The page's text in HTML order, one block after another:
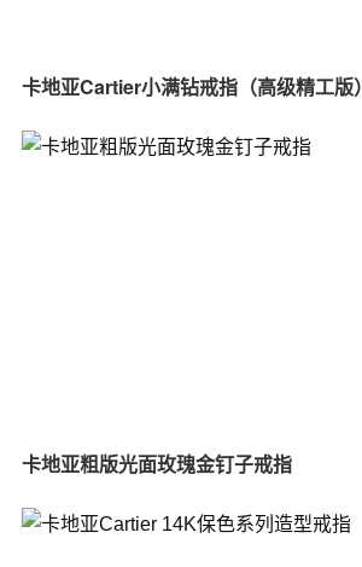
卡地亚Cartier小满钻戒指（高级精工版）
卡地亚粗版光面玫瑰金钉子戒指